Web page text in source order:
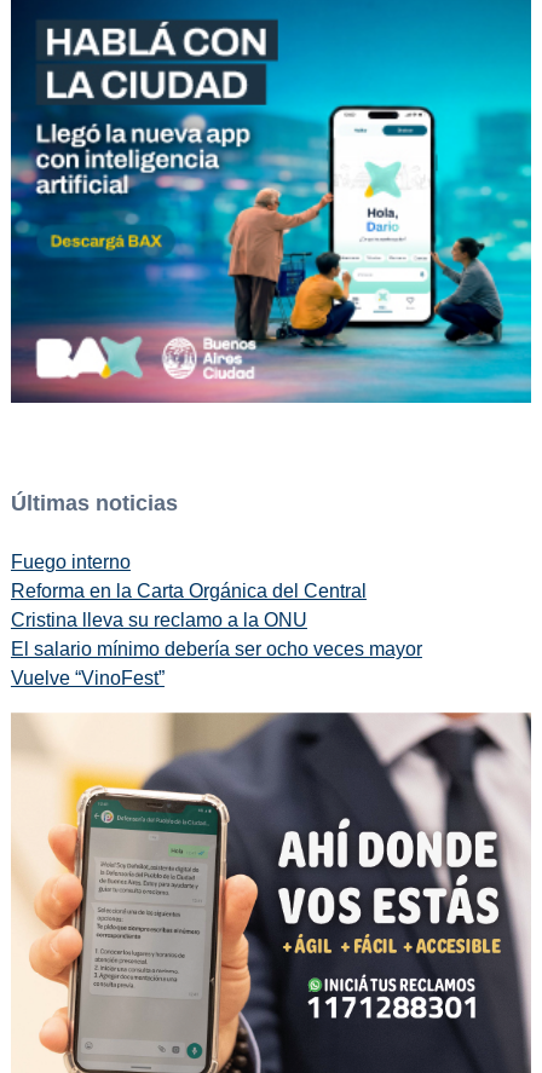
Últimas noticias
Fuego interno
Reforma en la Carta Orgánica del Central
Cristina lleva su reclamo a la ONU
El salario mínimo debería ser ocho veces mayor
Vuelve “VinoFest”